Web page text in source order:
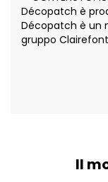
Décopatch è
Décopatch è un
gruppo
Il